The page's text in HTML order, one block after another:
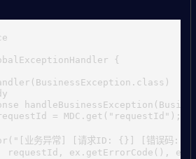
{
= MDC.get("requestId");
业务异常] [请求ID: {}] [错误码:
requestId, ex.getErrorCode(),